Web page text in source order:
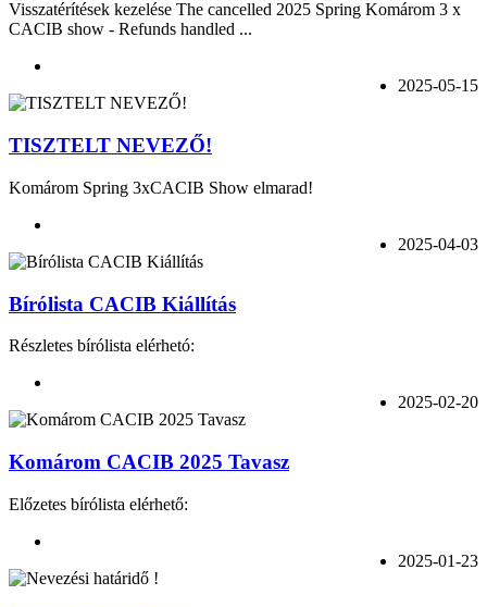
Visszatérítések kezelése The cancelled 2025 Spring Komárom 3 x
CACIB show - Refunds handled ...
2025-05-15
TISZTELT NEVEZŐ!
Komárom Spring 3xCACIB Show elmarad!
2025-04-03
Bírólista CACIB Kiállítás
Részletes bírólista elérhetó:
2025-02-20
Komárom CACIB 2025 Tavasz
Előzetes bírólista elérhető:
2025-01-23